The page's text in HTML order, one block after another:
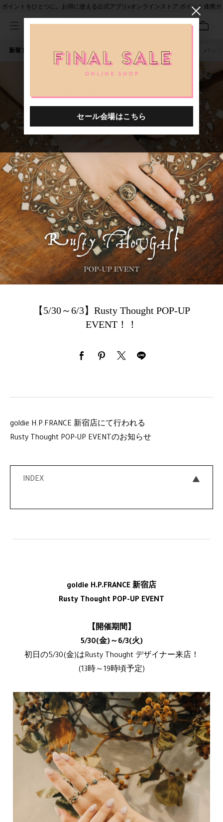
ポイントをひとつに。お得に使える公式アプリ×オンラインストア ポイント連携ガ
新着アイテム 人気ワード セール 40th限定 バッグ
【5/30～6/3】Rusty Thought POP-UP
EVENT！！
goldie H.P.FRANCE 新宿店にて行われる
Rusty Thought POP-UP EVENTのお知らせ
INDEX
goldie H.P.FRANCE 新宿店
Rusty Thought POP-UP EVENT
【開催期間】
5/30(金)～6/3(火)
初日の5/30(金)はRusty Thought デザイナー来店！
(13時～19時頃予定)